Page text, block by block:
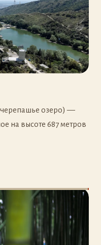
черепашье озеро) —
на высоте 687 метров